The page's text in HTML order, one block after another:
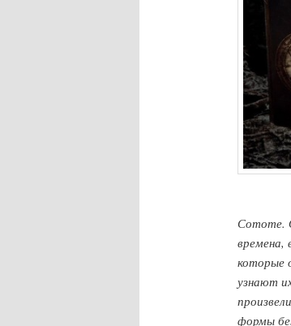
Сототе.
времена,
которые
узнают
формы